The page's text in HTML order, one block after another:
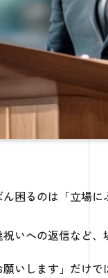
困るのは「立場
いへの返信など、
いします」だけ